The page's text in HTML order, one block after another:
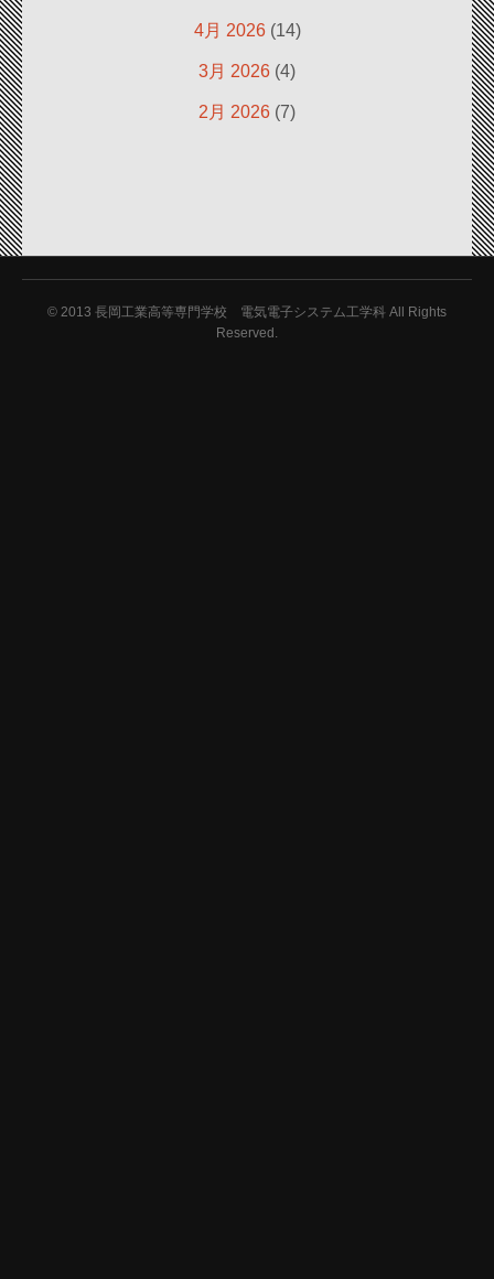
4月 2026(14)
3月 2026 (4)
2月 2026 (7)
© 2013 長岡工業高等専門学校 電気電子システム工学科 All Rights
Reserved.